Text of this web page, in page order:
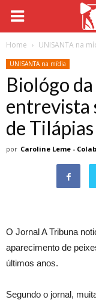
Home UNISANTA na
UNISANTA na mídia
Biológo
entrevista
de
por Caroline Leme -
O Jornal A Tribuna
aparecimento de
últimos anos.
Segundo o jornal,